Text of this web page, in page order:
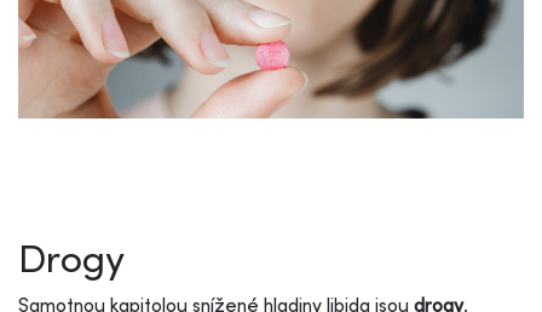
Drogy
Samotnou kapitolou snížené hladiny libida jsou drogy.